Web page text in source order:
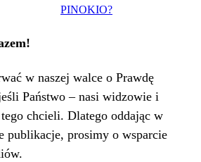
PINOKIO?
w naszej walce o Prawdę
Państwo – nasi widzowie i
chcieli. Dlatego oddając w
publikacje, prosimy o wsparcie